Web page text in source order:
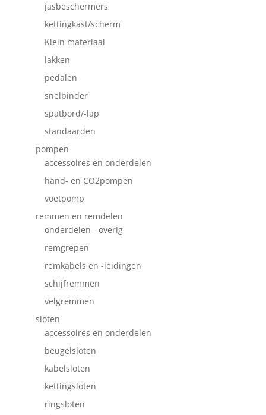
jasbeschermers
kettingkast/scherm
Klein materiaal
lakken
pedalen
snelbinder
spatbord/-lap
standaarden
pompen
accessoires en onderdelen
hand- en CO2pompen
voetpomp
remmen en remdelen
onderdelen - overig
remgrepen
remkabels en -leidingen
schijfremmen
velgremmen
sloten
accessoires en onderdelen
beugelsloten
kabelsloten
kettingsloten
ringsloten